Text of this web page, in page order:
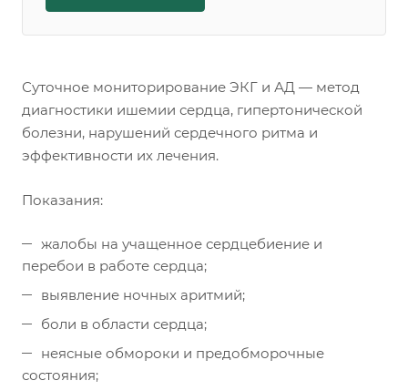
Суточное мониторирование ЭКГ и АД — метод
диагностики ишемии сердца, гипертонической
болезни, нарушений сердечного ритма и
эффективности их лечения.
Показания:
жалобы на учащенное сердцебиение и
перебои в работе сердца;
выявление ночных аритмий;
боли в области сердца;
неясные обмороки и предобморочные
состояния;